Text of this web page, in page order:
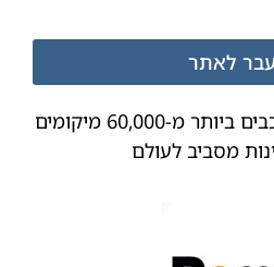
לאתר
פלטפורמה להשכרת רכבים ביותר מ-60,000 מיקומים